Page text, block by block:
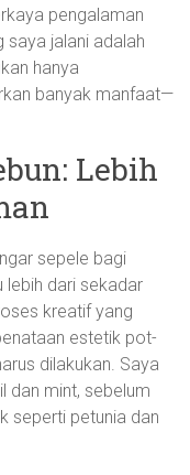
pengalaman
saya jalani adalah
hanya
banyak manfaat—
Lebih
sepele bagi
lebih dari sekadar
kreatif yang
estetik pot-
dilakukan. Saya
dan mint, sebelum
seperti petunia dan